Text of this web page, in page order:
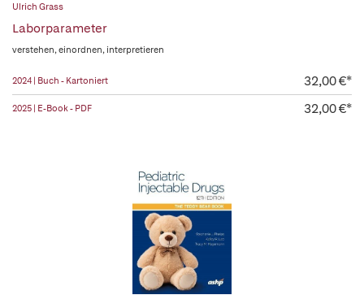
Ulrich Grass
Laborparameter
verstehen, einordnen, interpretieren
2024 | Buch - Kartoniert 32,00 €*
2025 | E-Book - PDF 32,00 €*